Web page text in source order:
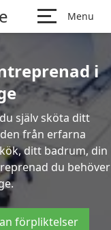
Menu
i
själv sköta ditt
från erfarna
ditt badrum, din
du behöver
förpliktelser